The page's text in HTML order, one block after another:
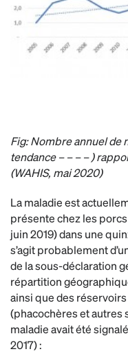
Fig: Nombre annuel de
tendance – – – – )
(WAHIS, mai 2020)
La maladie est
présente chez les
juin 2019) dans une
s’agit probablement
de la sous-déclaration
répartition
ainsi que des
(phacochères et autres
maladie avait été
2017) :